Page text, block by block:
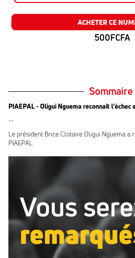
ACHETER CE
500FCFA
Sommaire
PIAEPAL - Oligui Nguema reconnaît l'échec
--
Le président Brice Clotaire Oligui Nguema a
PIAEPAL.